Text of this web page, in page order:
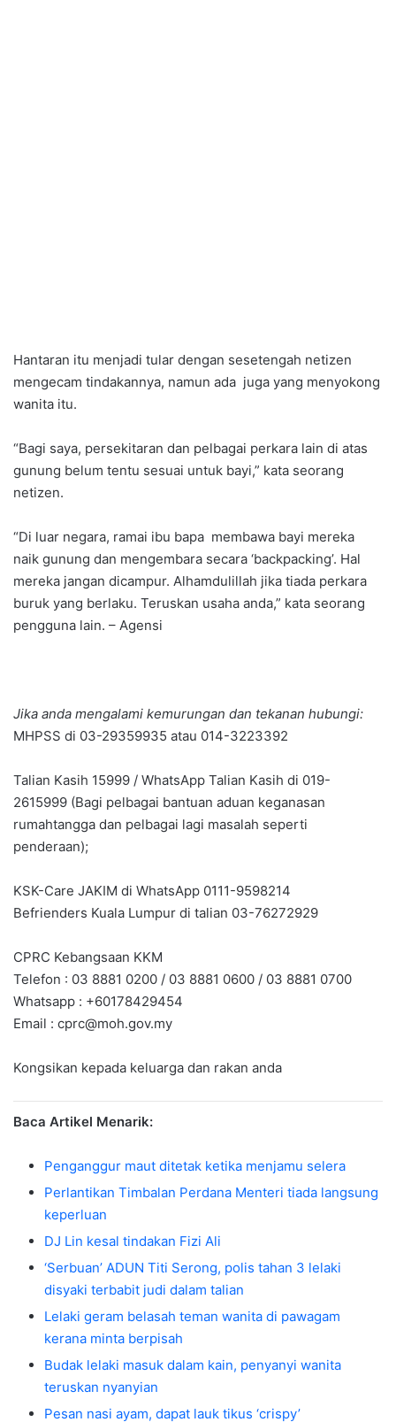
Hantaran itu menjadi tular dengan sesetengah netizen
mengecam tindakannya, namun ada juga yang menyokong
wanita itu.
“Bagi saya, persekitaran dan pelbagai perkara lain di atas
gunung belum tentu sesuai untuk bayi,” kata seorang
netizen.
“Di luar negara, ramai ibu bapa membawa bayi mereka
naik gunung dan mengembara secara ‘backpacking’. Hal
mereka jangan dicampur. Alhamdulillah jika tiada perkara
buruk yang berlaku. Teruskan usaha anda,” kata seorang
pengguna lain. – Agensi
Jika anda mengalami kemurungan dan tekanan hubungi:
MHPSS di 03-29359935 atau 014-3223392
Talian Kasih 15999 / WhatsApp Talian Kasih di 019-
2615999 (Bagi pelbagai bantuan aduan keganasan
rumahtangga dan pelbagai lagi masalah seperti
penderaan);
KSK-Care JAKIM di WhatsApp 0111-9598214
Befrienders Kuala Lumpur di talian 03-76272929
CPRC Kebangsaan KKM
Telefon : 03 8881 0200 / 03 8881 0600 / 03 8881 0700
Whatsapp : +60178429454
Email : cprc@moh.gov.my
Kongsikan kepada keluarga dan rakan anda
Baca Artikel Menarik:
Penganggur maut ditetak ketika menjamu selera
Perlantikan Timbalan Perdana Menteri tiada langsung
keperluan
DJ Lin kesal tindakan Fizi Ali
‘Serbuan’ ADUN Titi Serong, polis tahan 3 lelaki
disyaki terbabit judi dalam talian
Lelaki geram belasah teman wanita di pawagam
kerana minta berpisah
Budak lelaki masuk dalam kain, penyanyi wanita
teruskan nyanyian
Pesan nasi ayam, dapat lauk tikus ‘crispy’